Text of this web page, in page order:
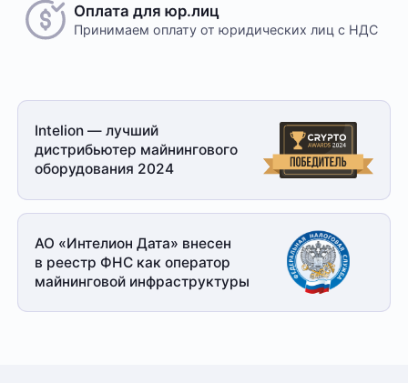
Оплата для юр.лиц
Принимаем оплату от юридических лиц с НДС
Intelion — лучший
дистрибьютер майнингового
оборудования 2024
АО «Интелион Дата» внесен
в реестр ФНС как оператор
майнинговой инфраструктуры